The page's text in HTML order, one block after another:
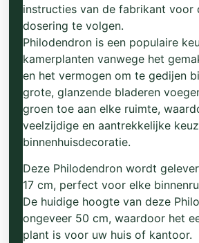
instructies van de fabrikant voor
dosering te volgen.
Philodendron is een populaire
kamerplanten vanwege het
en het vermogen om te gedijen
grote, glanzende bladeren
groen toe aan elke ruimte,
veelzijdige en aantrekkelijke
binnenhuisdecoratie.
Deze Philodendron wordt
17 cm, perfect voor elke
De huidige hoogte van deze
ongeveer 50 cm, waardoor het
plant is voor uw huis of kantoor.